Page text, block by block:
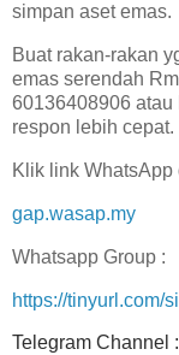
simpan aset emas.
Buat rakan-rakan
emas serendah
60136408906
respon lebih cepat.
Klik link WhatsApp
gap.wasap.my
Whatsapp Group :
https://tinyurl.com/
Telegram Channel :